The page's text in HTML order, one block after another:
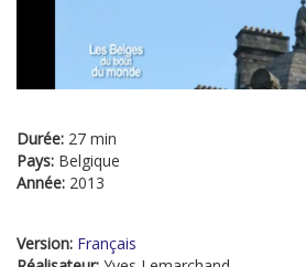
Durée: 27 min
Pays: Belgique
Année: 2013
Version: Français